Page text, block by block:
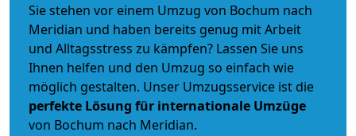
Sie stehen vor einem Umzug von Bochum nach
Meridian und haben bereits genug mit Arbeit
und Alltagsstress zu kämpfen? Lassen Sie uns
Ihnen helfen und den Umzug so einfach wie
möglich gestalten. Unser Umzugsservice ist die
perfekte Lösung für internationale Umzüge
von Bochum nach Meridian.